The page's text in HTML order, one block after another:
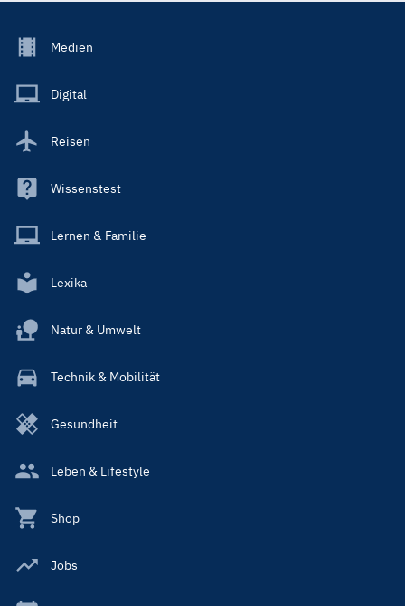
Footer
Main
Medien
Digital
Reisen
Wissenstest
Lernen & Familie
Lexika
Natur & Umwelt
Technik & Mobilität
Gesundheit
Leben & Lifestyle
Shop
Jobs